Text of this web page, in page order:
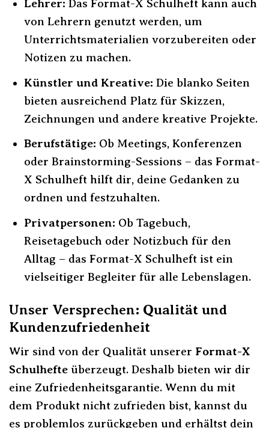
Lehrer: Das Format-X Schulheft kann auch
von Lehrern genutzt werden, um
Unterrichtsmaterialien vorzubereiten oder
Notizen zu machen.
Künstler und Kreative: Die blanko Seiten
bieten ausreichend Platz für Skizzen,
Zeichnungen und andere kreative Projekte.
Berufstätige: Ob Meetings, Konferenzen
oder Brainstorming-Sessions – das Format-
X Schulheft hilft dir, deine Gedanken zu
ordnen und festzuhalten.
Privatpersonen: Ob Tagebuch,
Reisetagebuch oder Notizbuch für den
Alltag – das Format-X Schulheft ist ein
vielseitiger Begleiter für alle Lebenslagen.
Unser Versprechen: Qualität und
Kundenzufriedenheit
Wir sind von der Qualität unserer Format-X
Schulhefte überzeugt. Deshalb bieten wir dir
eine Zufriedenheitsgarantie. Wenn du mit
dem Produkt nicht zufrieden bist, kannst du
es problemlos zurückgeben und erhältst dein